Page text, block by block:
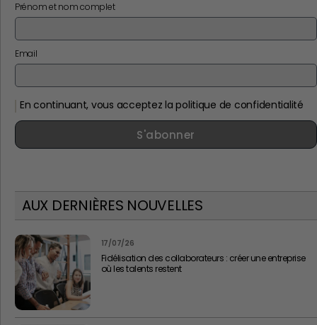
Prénom et nom complet
Email
En continuant, vous acceptez la politique de confidentialité
S'abonner
AUX DERNIÈRES NOUVELLES
17/07/26
Fidélisation des collaborateurs : créer une entreprise
où les talents restent